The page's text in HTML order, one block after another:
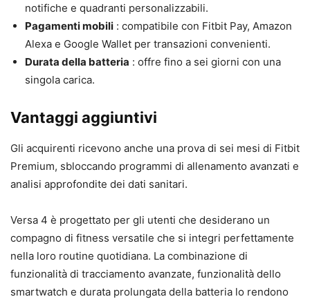
notifiche e quadranti personalizzabili.
Pagamenti mobili : compatibile con Fitbit Pay, Amazon
Alexa e Google Wallet per transazioni convenienti.
Durata della batteria : offre fino a sei giorni con una
singola carica.
Vantaggi aggiuntivi
Gli acquirenti ricevono anche una prova di sei mesi di Fitbit
Premium, sbloccando programmi di allenamento avanzati e
analisi approfondite dei dati sanitari.
Versa 4 è progettato per gli utenti che desiderano un
compagno di fitness versatile che si integri perfettamente
nella loro routine quotidiana. La combinazione di
funzionalità di tracciamento avanzate, funzionalità dello
smartwatch e durata prolungata della batteria lo rendono